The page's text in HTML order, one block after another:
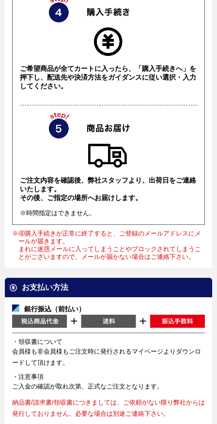
ご希望商品が全てカートに入ったら、「購入手続きへ」を
押下し、配送先や決済方法をガイダンスに従い選択・入力
してください。
ご注文内容を確認後、弊社スタッフより、出荷日をご連絡
いたします。
その後、ご指定の場所へお届けします。
※時間指定はできません。
※④購入手続きが正常に終了すると、ご登録のメールアドレスにメ
ールが届きます。
まれに迷惑メールに入ってしまうことやブロックされてしまうこ
とがございますので、メールが届かない場合はご連絡下さい。
お支払い方法
銀行振込（前払い）
・領収書について
会員様も非会員様もご注文時に発行されるマイページよりダウンロ
ードして頂けます。
・注意事項
ご入金の確認が取れ次第、正式なご注文となります。
納品書/請求書/領収書につきましては、ご依頼がない限り弊社からは
発行しておりません。必要な場合は別途ご連絡下さい。